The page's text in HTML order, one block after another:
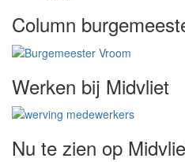
Column
Werken bij Midvliet
Nu te zien op